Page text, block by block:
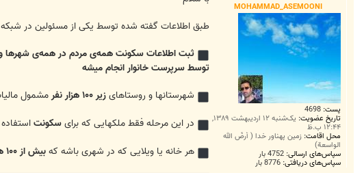
MOHAMMAD_ASEMOONI
پست: 4698
تاریخ عضویت: یک‌شنبه ۱۲ اردیبهشت ۱۳۸۹,
۱۲:۴۴ ب.ظ
محل اقامت: زمین پهناور خدا ( أرضُ الله
الواسعة)
سپاس‌های ارسالی: 4752 بار
سپاس‌های دریافتی: 8776 بار
طبق اطلاعات گفته شده توسط یکی از مسئولین در
ثبت اطلاعات سکونت همه‌ی مردم در همه‌ی شهرها و
توسط سرپرست خانوار انجام میشه
شهرستانها و روستاهایزیر ۱۰۰ هزار نفر
مشمول
در این مرحله فقط ملکهایی که برایسکونت
هر خانه یا ویلایی که در شهری باشه کهبیش از ۱۰۰ هزار نفر